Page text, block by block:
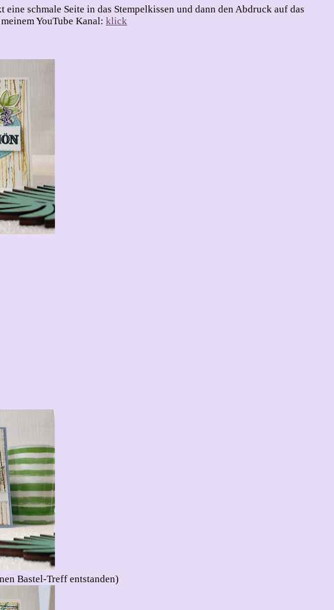
schmale Seite in das Stempelkissen und dann den Abdruck auf das
YouTube Kanal: klick
Bastel-Treff entstanden)